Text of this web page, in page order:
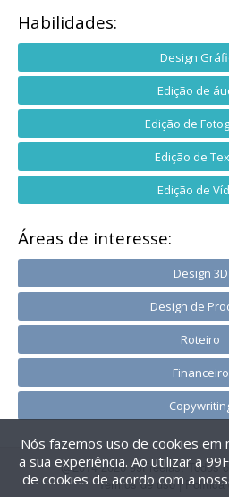
Habilidades:
Design
Edição de
Edição de
Edição de
Edição de
Áreas de interesse:
Design 3D
Design de
Roteiro
Financeiro
@2014-2026 99Freelas. Todos
Termos de uso| Política
Nós fazemos uso de cookies
a sua experiência. Ao utilizar a
de cookies de acordo com a